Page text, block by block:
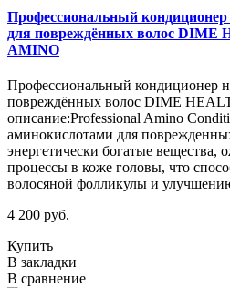
Профессиональный кондиционер
для повреждённых волос DIME
AMINO
Профессиональный кондиционер
повреждённых волос DIME
описание:Professional Amino
аминокислотами для
энергетически богатые
процессы в коже головы, что
волосяной фолликулы и
4 200 руб.
Купить
В закладки
В сравнение